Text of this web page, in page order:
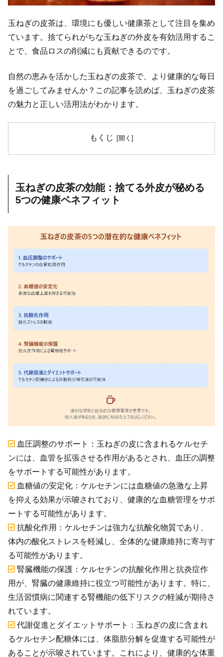
玉ねぎの皮茶は、環境にも優しい健康茶として注目を集め
ています。捨てられがちな玉ねぎの外皮を有効活用するこ
とで、食品ロスの削減にも貢献できるのです。
自然の恵みを活かした玉ねぎの皮茶で、より健康的な毎日
を過ごしてみませんか？この記事を読めば、玉ねぎの皮茶
の魅力と正しい活用法がわかります。
もくじ
玉ねぎの皮茶の効能：捨てる外皮が秘める
5つの健康ベネフィット
血圧調整のサポート：玉ねぎの皮に含まれるケルセチ
ンには、血管を拡張させる作用があるとされ、血圧の調整
をサポートする可能性があります。
血糖値の安定化：ケルセチンには血糖値の急激な上昇
を抑える効果が示唆されており、健康的な血糖管理をサポ
ートする可能性があります。
抗酸化作用：ケルセチンは強力な抗酸化物質であり、
体内の酸化ストレスを軽減し、全体的な健康維持に寄与す
る可能性があります。
腎臓機能の保護：ケルセチンの抗酸化作用と抗炎症作
用が、腎臓の健康維持に役立つ可能性があります。特に、
生活習慣病に関連する腎機能の低下リスクの軽減が期待さ
れています。
代謝促進とダイエットサポート：玉ねぎの皮に含まれ
るケルセチン配糖体には、体脂肪分解を促進する可能性が
あることが示唆されています。これにより、健康的な体重